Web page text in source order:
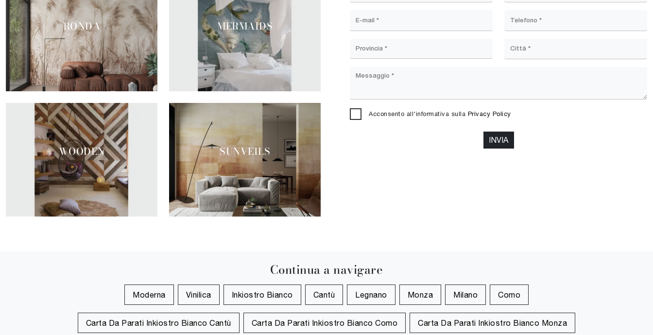
RONDA MERMAIDS
WOODEN SUNVEILS
Acconsento all'informativa sulla Privacy Policy
INVIA
Continua a navigare
Moderna Vinilica Inkiostro Bianco Cantù Legnano Monza Milano Como
Carta Da Parati Inkiostro Bianco Cantù Carta Da Parati Inkiostro Bianco Como Carta Da Parati Inkiostro Bianco Monza